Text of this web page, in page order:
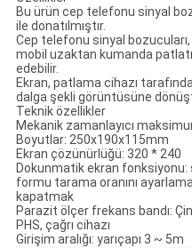
Bu ürün cep telefonu sinyal
ile donatılmıştır.
Cep telefonu sinyal
mobil uzaktan kumanda
edebilir.
Ekran, patlama cihazı
dalga şekli görüntüsüne
Teknik özellikler
Mekanik zamanlayıcı
Boyutlar: 250x190x115mm
Ekran çözünürlüğü: 320 * 240
Dokunmatik ekran
formu tarama oranını
kapatmak
Parazit ölçer frekans bandı:
PHS, çağrı cihazı
Girişim aralığı: yarıçapı 3 ~ 5m